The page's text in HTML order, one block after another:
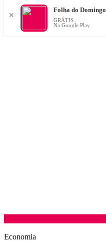
Economia
✕
Folha do Domingo
GRÁTIS
Na Google Play